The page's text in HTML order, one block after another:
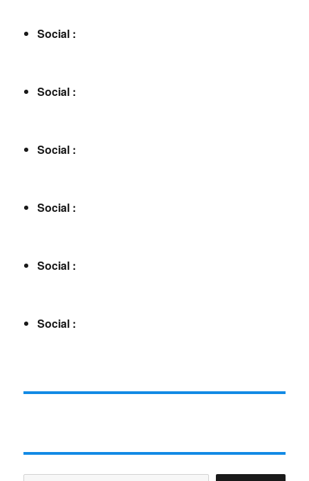
Social :
Social :
Social :
Social :
Social :
Social :